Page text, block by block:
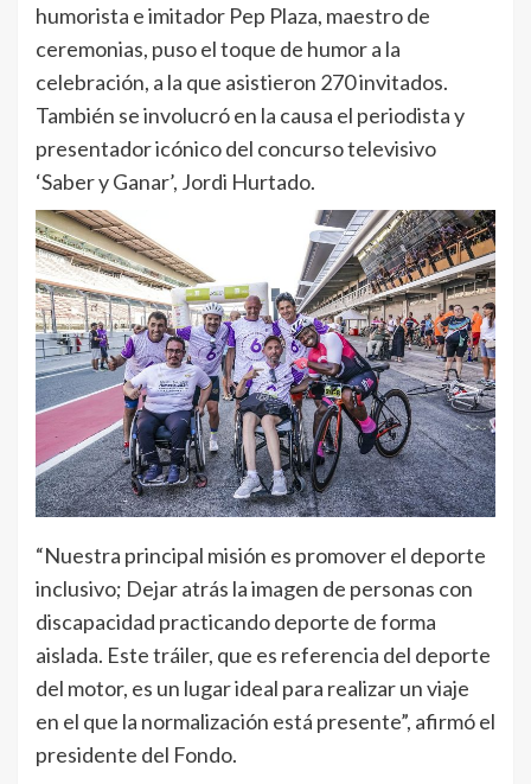
humorista e imitador Pep Plaza, maestro de
ceremonias, puso el toque de humor a la
celebración, a la que asistieron 270 invitados.
También se involucró en la causa el periodista y
presentador icónico del concurso televisivo
‘Saber y Ganar’, Jordi Hurtado.
“Nuestra principal misión es promover el deporte
inclusivo; Dejar atrás la imagen de personas con
discapacidad practicando deporte de forma
aislada. Este tráiler, que es referencia del deporte
del motor, es un lugar ideal para realizar un viaje
en el que la normalización está presente”, afirmó el
presidente del Fondo.